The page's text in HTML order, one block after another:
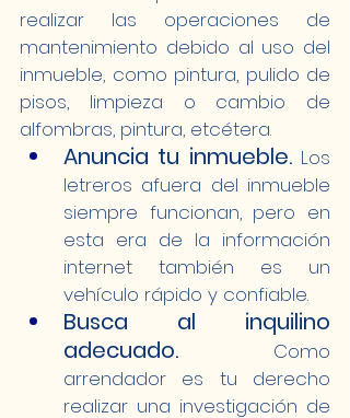
realizar las operaciones de
mantenimiento debido al uso del
inmueble, como pintura, pulido de
pisos, limpieza o cambio de
alfombras, pintura, etcétera.
Anuncia tu inmueble. Los
letreros afuera del inmueble
siempre funcionan, pero en
esta era de la información
internet también es un
vehículo rápido y confiable.
Busca al inquilino
adecuado.
Como
arrendador es tu derecho
realizar una investigación de